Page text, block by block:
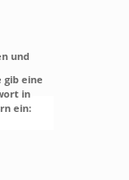
und
gib eine
in
ein: